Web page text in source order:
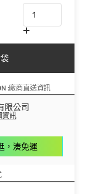
:廠商直送資訊
限公司
資訊
，湊免運